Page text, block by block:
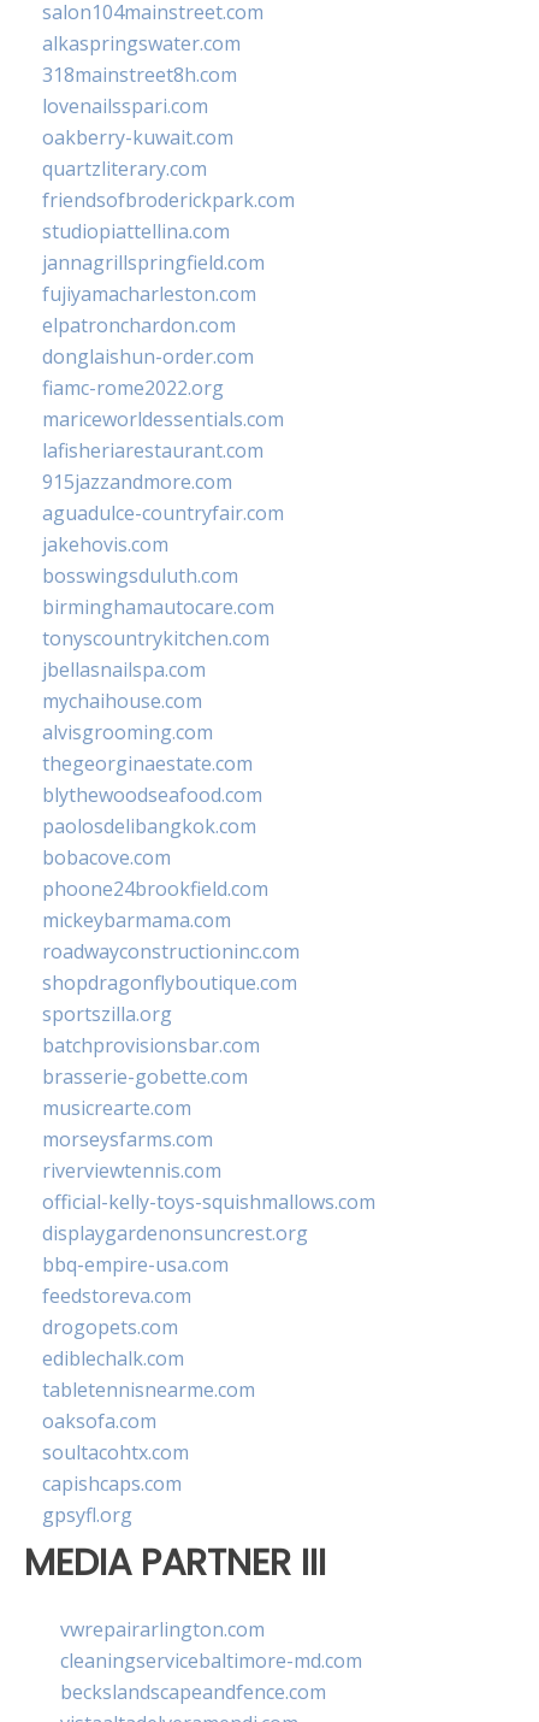
salon104mainstreet.com
alkaspringswater.com
318mainstreet8h.com
lovenailsspari.com
oakberry-kuwait.com
quartzliterary.com
friendsofbroderickpark.com
studiopiattellina.com
jannagrillspringfield.com
fujiyamacharleston.com
elpatronchardon.com
donglaishun-order.com
fiamc-rome2022.org
mariceworldessentials.com
lafisheriarestaurant.com
915jazzandmore.com
aguadulce-countryfair.com
jakehovis.com
bosswingsduluth.com
birminghamautocare.com
tonyscountrykitchen.com
jbellasnailspa.com
mychaihouse.com
alvisgrooming.com
thegeorginaestate.com
blythewoodseafood.com
paolosdelibangkok.com
bobacove.com
phoone24brookfield.com
mickeybarmama.com
roadwayconstructioninc.com
shopdragonflyboutique.com
sportszilla.org
batchprovisionsbar.com
brasserie-gobette.com
musicrearte.com
morseysfarms.com
riverviewtennis.com
official-kelly-toys-squishmallows.com
displaygardenonsuncrest.org
bbq-empire-usa.com
feedstoreva.com
drogopets.com
ediblechalk.com
tabletennisnearme.com
oaksofa.com
soultacohtx.com
capishcaps.com
gpsyfl.org
MEDIA PARTNER III
vwrepairarlington.com
cleaningservicebaltimore-md.com
beckslandscapeandfence.com